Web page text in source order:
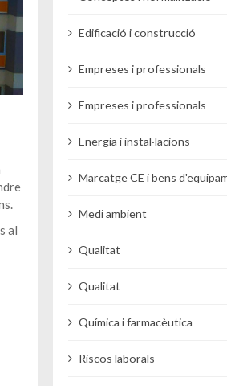
al
Edificació i construcció
Empreses i professionals
Empreses i professionals
Energia i instal·lacions
Marcatge CE i bens
Medi ambient
Qualitat
Qualitat
Química i farmacèutica
Riscos laborals